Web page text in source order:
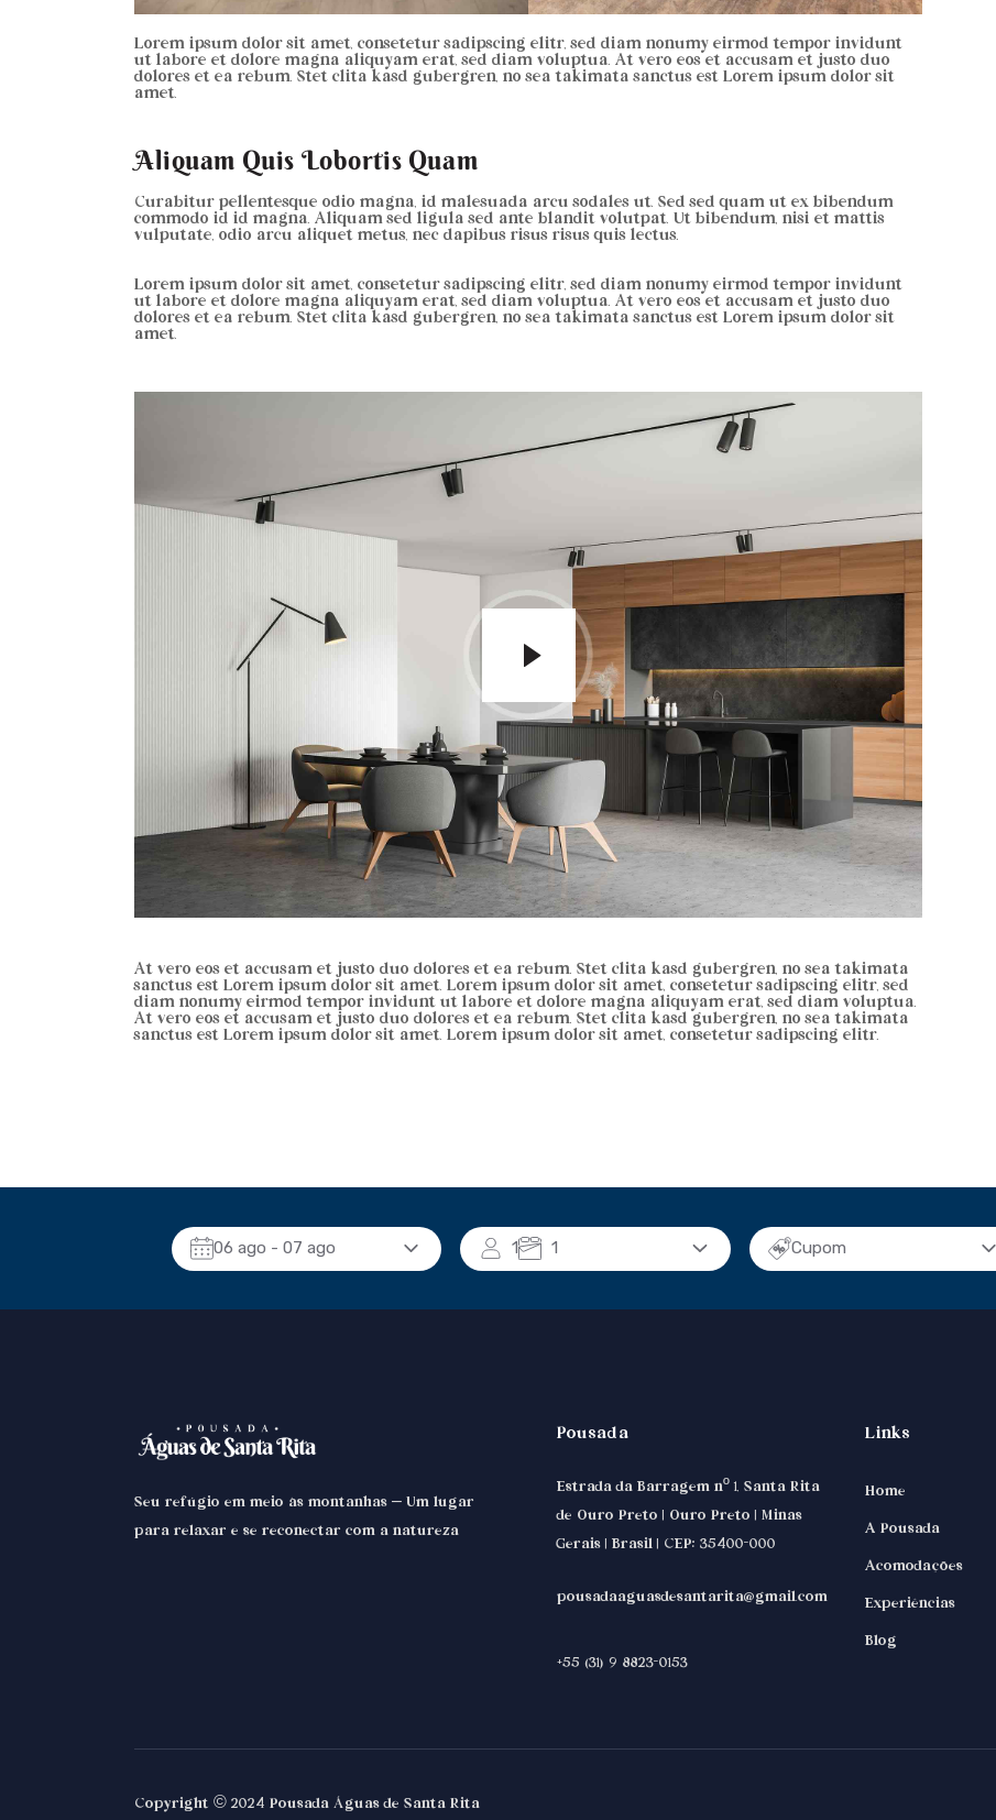
Lorem ipsum dolor sit amet, consetetur sadipscing elitr, sed diam nonumy eirmod tempor invidunt
ut labore et dolore magna aliquyam erat, sed diam voluptua. At vero eos et accusam et justo duo
dolores et ea rebum. Stet clita kasd gubergren, no sea takimata sanctus est Lorem ipsum dolor sit
amet.
Aliquam Quis Lobortis Quam
Curabitur pellentesque odio magna, id malesuada arcu sodales ut. Sed sed quam ut ex bibendum
commodo id id magna. Aliquam sed ligula sed ante blandit volutpat. Ut bibendum, nisi et mattis
vulputate, odio arcu aliquet metus, nec dapibus risus risus quis lectus.
Lorem ipsum dolor sit amet, consetetur sadipscing elitr, sed diam nonumy eirmod tempor invidunt
ut labore et dolore magna aliquyam erat, sed diam voluptua. At vero eos et accusam et justo duo
dolores et ea rebum. Stet clita kasd gubergren, no sea takimata sanctus est Lorem ipsum dolor sit
amet.
At vero eos et accusam et justo duo dolores et ea rebum. Stet clita kasd gubergren, no sea takimata
sanctus est Lorem ipsum dolor sit amet. Lorem ipsum dolor sit amet, consetetur sadipscing elitr, sed
diam nonumy eirmod tempor invidunt ut labore et dolore magna aliquyam erat, sed diam voluptua.
At vero eos et accusam et justo duo dolores et ea rebum. Stet clita kasd gubergren, no sea takimata
sanctus est Lorem ipsum dolor sit amet. Lorem ipsum dolor sit amet, consetetur sadipscing elitr.
06 ago - 07 ago 1 1 Cupom
Seu refúgio em meio às montanhas – Um lugar
para relaxar e se reconectar com a natureza
Pousada
Estrada da Barragem nº 1, Santa Rita
de Ouro Preto | Ouro Preto | Minas
Gerais | Brasil | CEP: 35400-000
pousadaaguasdesantarita@gmail.com
+55 (31) 9 8823-0153
Links
Home
A Pousada
Acomodações
Experiências
Blog
Copyright © 2024 Pousada Águas de Santa Rita